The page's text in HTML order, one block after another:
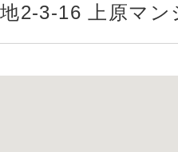
2-3-16 上原マ